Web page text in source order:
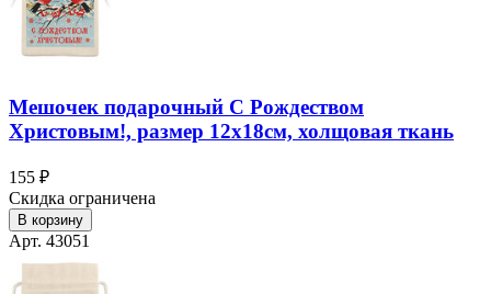
Мешочек подарочный С Рождеством
Христовым!, размер 12х18см, холщовая ткань
155 ₽
Скидка ограничена
В корзину
Арт. 43051